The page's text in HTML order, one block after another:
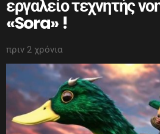
εργαλείο τεχνητής
«Sora» !
πριν 2 χρόνια